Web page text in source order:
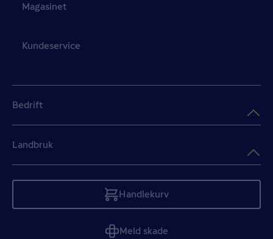
Magasinet
Kundeservice
Bedrift
Landbruk
Handlekurv
Tom
Meld skade